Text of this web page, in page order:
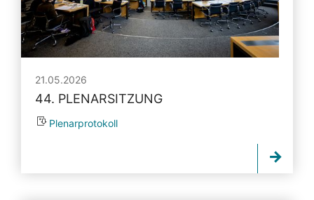
21.05.2026
44. PLENARSITZUNG
Plenarprotokoll